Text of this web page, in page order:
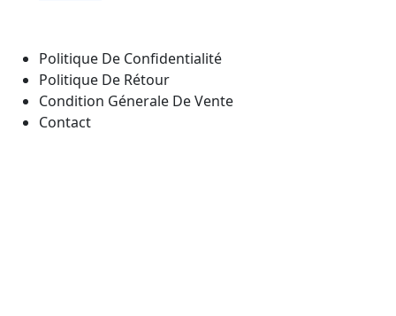
Politique De Confidentialité
Politique De Rétour
Condition Génerale De Vente
Contact